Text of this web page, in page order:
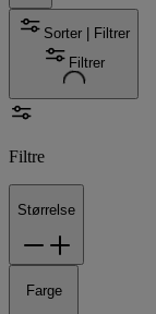
Sorter | Filtrer
Filtrer
Filtre
Størrelse
Farge